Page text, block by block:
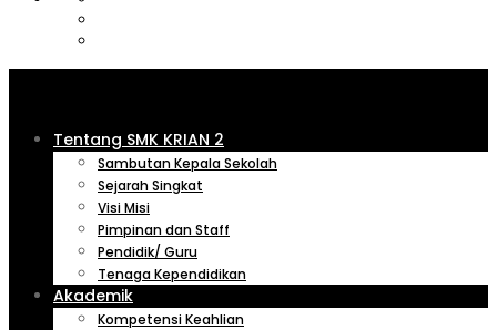
Tentang SMK KRIAN 2
Sambutan Kepala Sekolah
Sejarah Singkat
Visi Misi
Pimpinan dan Staff
Pendidik/ Guru
Tenaga Kependidikan
Akademik
Kompetensi Keahlian